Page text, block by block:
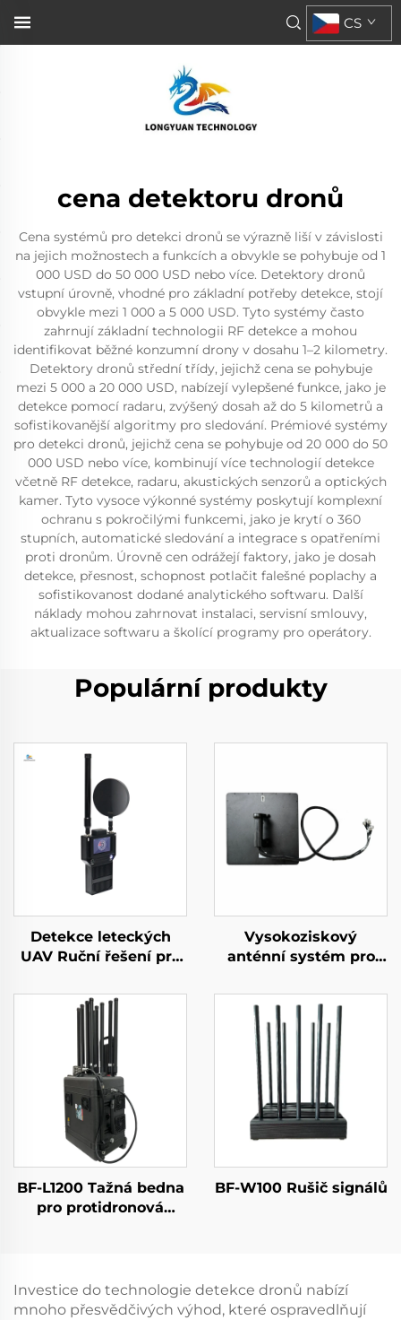
CS
cena detektoru dronů
Cena systémů pro detekci dronů se výrazně liší v závislosti
na jejich možnostech a funkcích a obvykle se pohybuje od 1
000 USD do 50 000 USD nebo více. Detektory dronů
vstupní úrovně, vhodné pro základní potřeby detekce, stojí
obvykle mezi 1 000 a 5 000 USD. Tyto systémy často
zahrnují základní technologii RF detekce a mohou
identifikovat běžné konzumní drony v dosahu 1–2 kilometry.
Detektory dronů střední třídy, jejichž cena se pohybuje
mezi 5 000 a 20 000 USD, nabízejí vylepšené funkce, jako je
detekce pomocí radaru, zvýšený dosah až do 5 kilometrů a
sofistikovanější algoritmy pro sledování. Prémiové systémy
pro detekci dronů, jejichž cena se pohybuje od 20 000 do 50
000 USD nebo více, kombinují více technologií detekce
včetně RF detekce, radaru, akustických senzorů a optických
kamer. Tyto vysoce výkonné systémy poskytují komplexní
ochranu s pokročilými funkcemi, jako je krytí o 360
stupních, automatické sledování a integrace s opatřeními
proti dronům. Úrovně cen odrážejí faktory, jako je dosah
detekce, přesnost, schopnost potlačit falešné poplachy a
sofistikovanost dodané analytického softwaru. Další
náklady mohou zahrnovat instalaci, servisní smlouvy,
aktualizace softwaru a školící programy pro operátory.
Populární produkty
Detekce leteckých
UAV Ruční řešení pro
proti dronům
Přenosný detektor
signálu s dlouhým
dosahem pro FPV
Vysokoziskový
anténní systém pro
dosahu v určitém
směru, rušič signálů
UAV, účinná
frekvenční ochrana
proti signálům dronů
BF-L1200 Tažná bedna
pro protidronová
BF-W100 Rušič signálů
Investice do technologie detekce dronů nabízí
mnoho přesvědčivých výhod, které ospravedlňují